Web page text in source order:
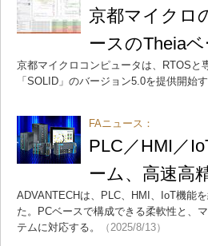
京都マイクロ
ースのTheia
京都マイクロコンピュータは、RTOSと
「SOLID」のバージョン5.0を提供開始す
FAニュース：
PLC／HMI／
ーム、高速高
ADVANTECHは、PLC、HMI、IoT機能
た。PCベースで構成できる柔軟性と、
テムに対応する。
（2025/8/13）